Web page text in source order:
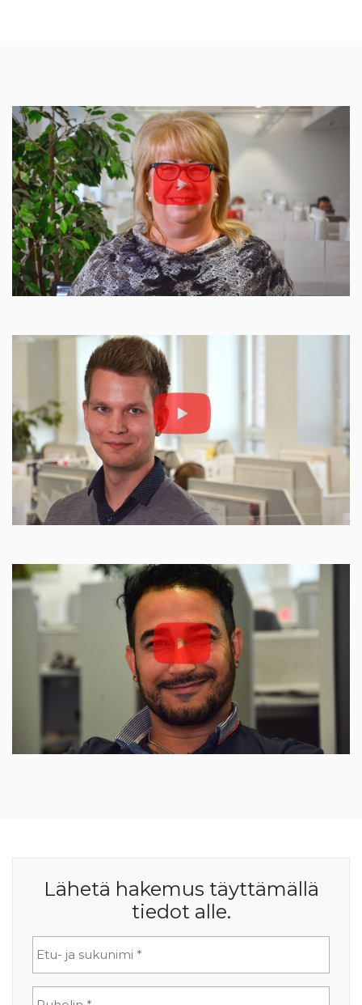
Lähetä hakemus täyttämällä
tiedot alle.